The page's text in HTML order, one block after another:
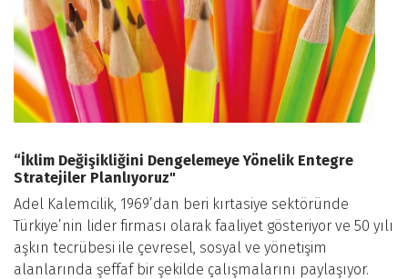
“İklim Değişikliğini Dengelemeye Yönelik Entegre
Stratejiler Planlıyoruz"
Adel Kalemcilik, 1969’dan beri kırtasiye sektöründe
Türkiye’nin lider firması olarak faaliyet gösteriyor ve 50 yılı
aşkın tecrübesi ile çevresel, sosyal ve yönetişim
alanlarında şeffaf bir şekilde çalışmalarını paylaşıyor.